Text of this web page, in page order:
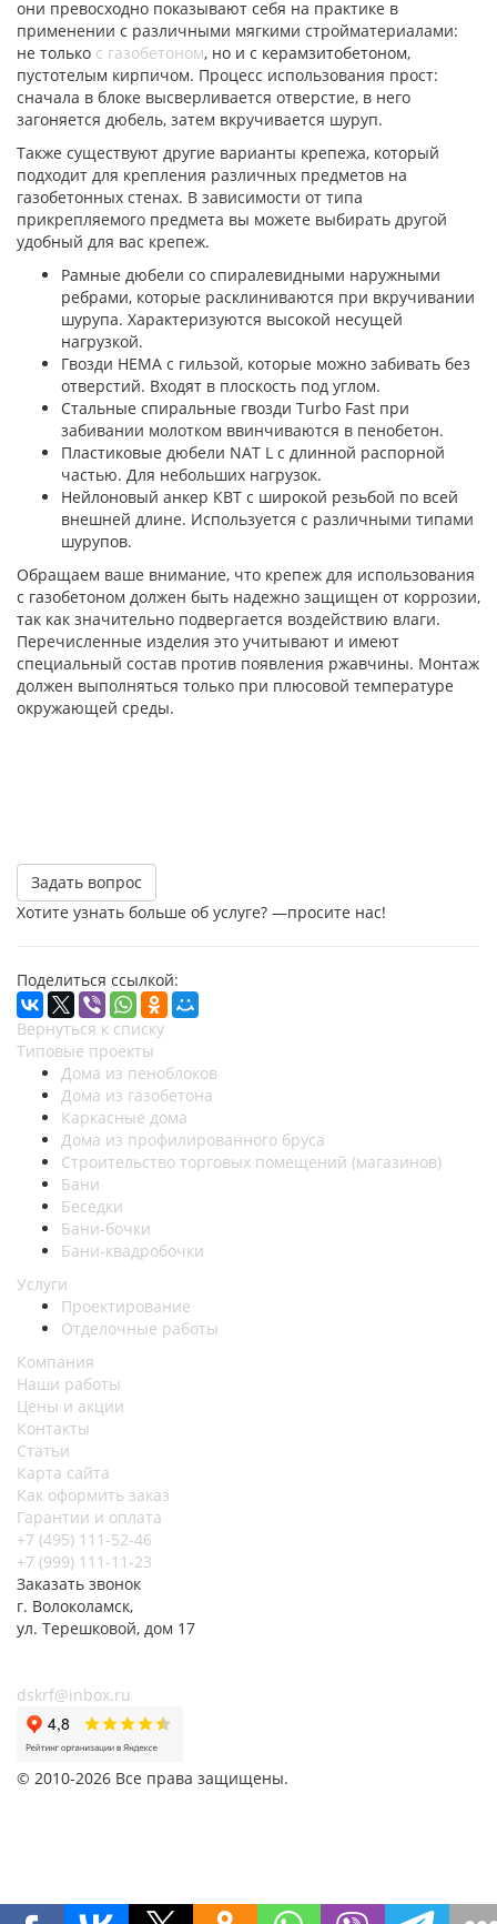
они превосходно показывают себя на практике в
применении с различными мягкими стройматериалами:
не только с газобетоном, но и с керамзитобетоном,
пустотелым кирпичом. Процесс использования прост:
сначала в блоке высверливается отверстие, в него
загоняется дюбель, затем вкручивается шуруп.
Также существуют другие варианты крепежа, который
подходит для крепления различных предметов на
газобетонных стенах. В зависимости от типа
прикрепляемого предмета вы можете выбирать другой
удобный для вас крепеж.
Рамные дюбели со спиралевидными наружными
ребрами, которые расклиниваются при вкручивании
шурупа. Характеризуются высокой несущей
нагрузкой.
Гвозди НЕМА с гильзой, которые можно забивать без
отверстий. Входят в плоскость под углом.
Стальные спиральные гвозди Turbo Fast при
забивании молотком ввинчиваются в пенобетон.
Пластиковые дюбели NAT L с длинной распорной
частью. Для небольших нагрузок.
Нейлоновый анкер КВТ с широкой резьбой по всей
внешней длине. Используется с различными типами
шурупов.
Обращаем ваше внимание, что крепеж для использования
с газобетоном должен быть надежно защищен от коррозии,
так как значительно подвергается воздействию влаги.
Перечисленные изделия это учитывают и имеют
специальный состав против появления ржавчины. Монтаж
должен выполняться только при плюсовой температуре
окружающей среды.
Задать вопрос
Хотите узнать больше об услуге? —просите нас!
Поделиться ссылкой:
Вернуться к списку
Типовые проекты
Дома из пеноблоков
Дома из газобетона
Каркасные дома
Дома из профилированного бруса
Строительство торговых помещений (магазинов)
Бани
Беседки
Бани-бочки
Бани-квадробочки
Услуги
Проектирование
Отделочные работы
Компания
Наши работы
Цены и акции
Контакты
Статьи
Карта сайта
Как оформить заказ
Гарантии и оплата
+7 (495) 111-52-46
+7 (999) 111-11-23
Заказать звонок
г. Волоколамск,
ул. Терешковой, дом 17
dskrf@inbox.ru
© 2010-2026 Все права защищены.